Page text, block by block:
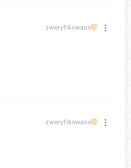
zweryfikowano
zweryfikowano